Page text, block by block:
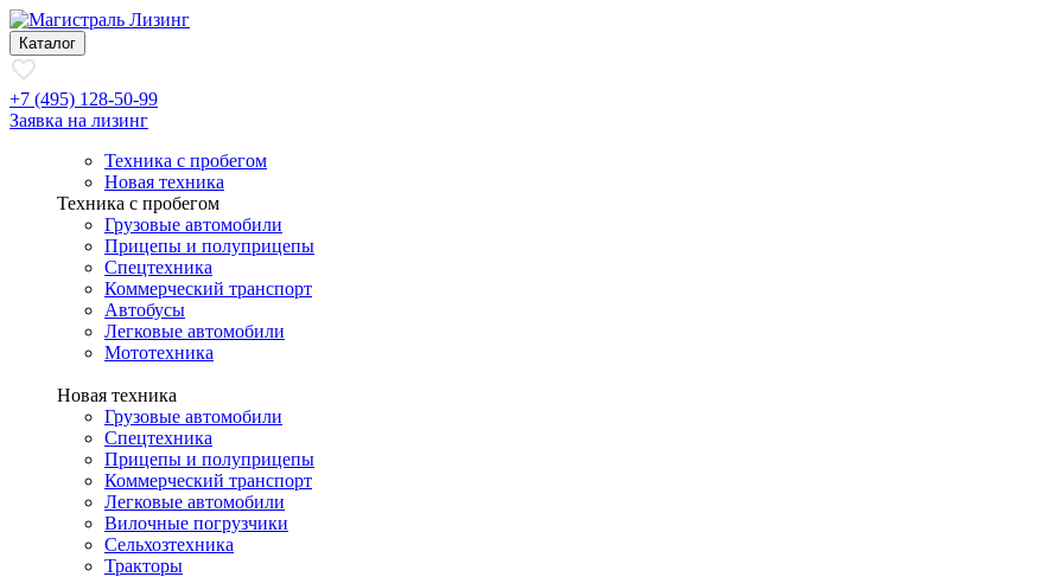
Каталог
+7 (495) 128-50-99
Заявка на лизинг
Техника с пробегом
Новая техника
Техника с пробегом
Грузовые автомобили
Прицепы и полуприцепы
Спецтехника
Коммерческий транспорт
Автобусы
Легковые автомобили
Мототехника
Новая техника
Грузовые автомобили
Спецтехника
Прицепы и полуприцепы
Коммерческий транспорт
Легковые автомобили
Вилочные погрузчики
Сельхозтехника
Тракторы